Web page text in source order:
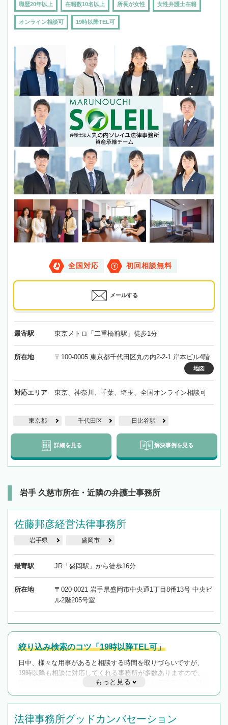
職歴20年以上 在籍数10名以上 所長が女性 女性弁護士在籍
オンライン相談可 19時以降TEL可
全国対応 初回相談無料
メールする
最寄駅 東京メトロ「二重橋前駅」徒歩1分
所在地 〒100-0005 東京都千代田区丸の内2-2-1 岸本ビル4階
地図
対応エリア 東京、神奈川、千葉、埼玉、全国オンライン相談可
東京都 千代田区 日比谷駅
詳細を見る 解決事例を見る
岩手 久慈市所在・近隣の弁護士事務所
佐藤邦彦経営法律事務所
岩手県 盛岡市
最寄駅 JR「盛岡駅」から徒歩16分
所在地
〒020-0021 岩手県盛岡市中央通1丁目8番13号 中央ビ
ル2階205号室
絞り込み検索のコツ「19時以降TEL可」
日中、様々な用事があると相談する時間を取りづらいですが、
19時以降も相談に対応してくれる事務所が多数ありますので、
遅い時間の相談が増えそうな場合はそのような事務所に絞り込
んで検索してみましょう。
を加えて再検索
もっと見る
法律事務所グッドカンバセーション